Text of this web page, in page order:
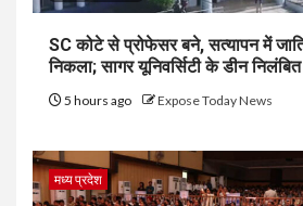
SC कोटे से प्रोफेसर बने, सत्यापन में
निकला; सागर यूनिवर्सिटी के डीन निलंबित
5 hours ago Expose Today News
मध्य प्रदेश